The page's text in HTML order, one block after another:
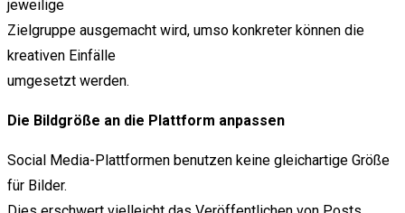
jeweilige
Zielgruppe ausgemacht wird, umso konkreter können die
kreativen Einfälle
umgesetzt werden.
Die Bildgröße an die Plattform anpassen
Social Media-Plattformen benutzen keine gleichartige Größe
für Bilder.